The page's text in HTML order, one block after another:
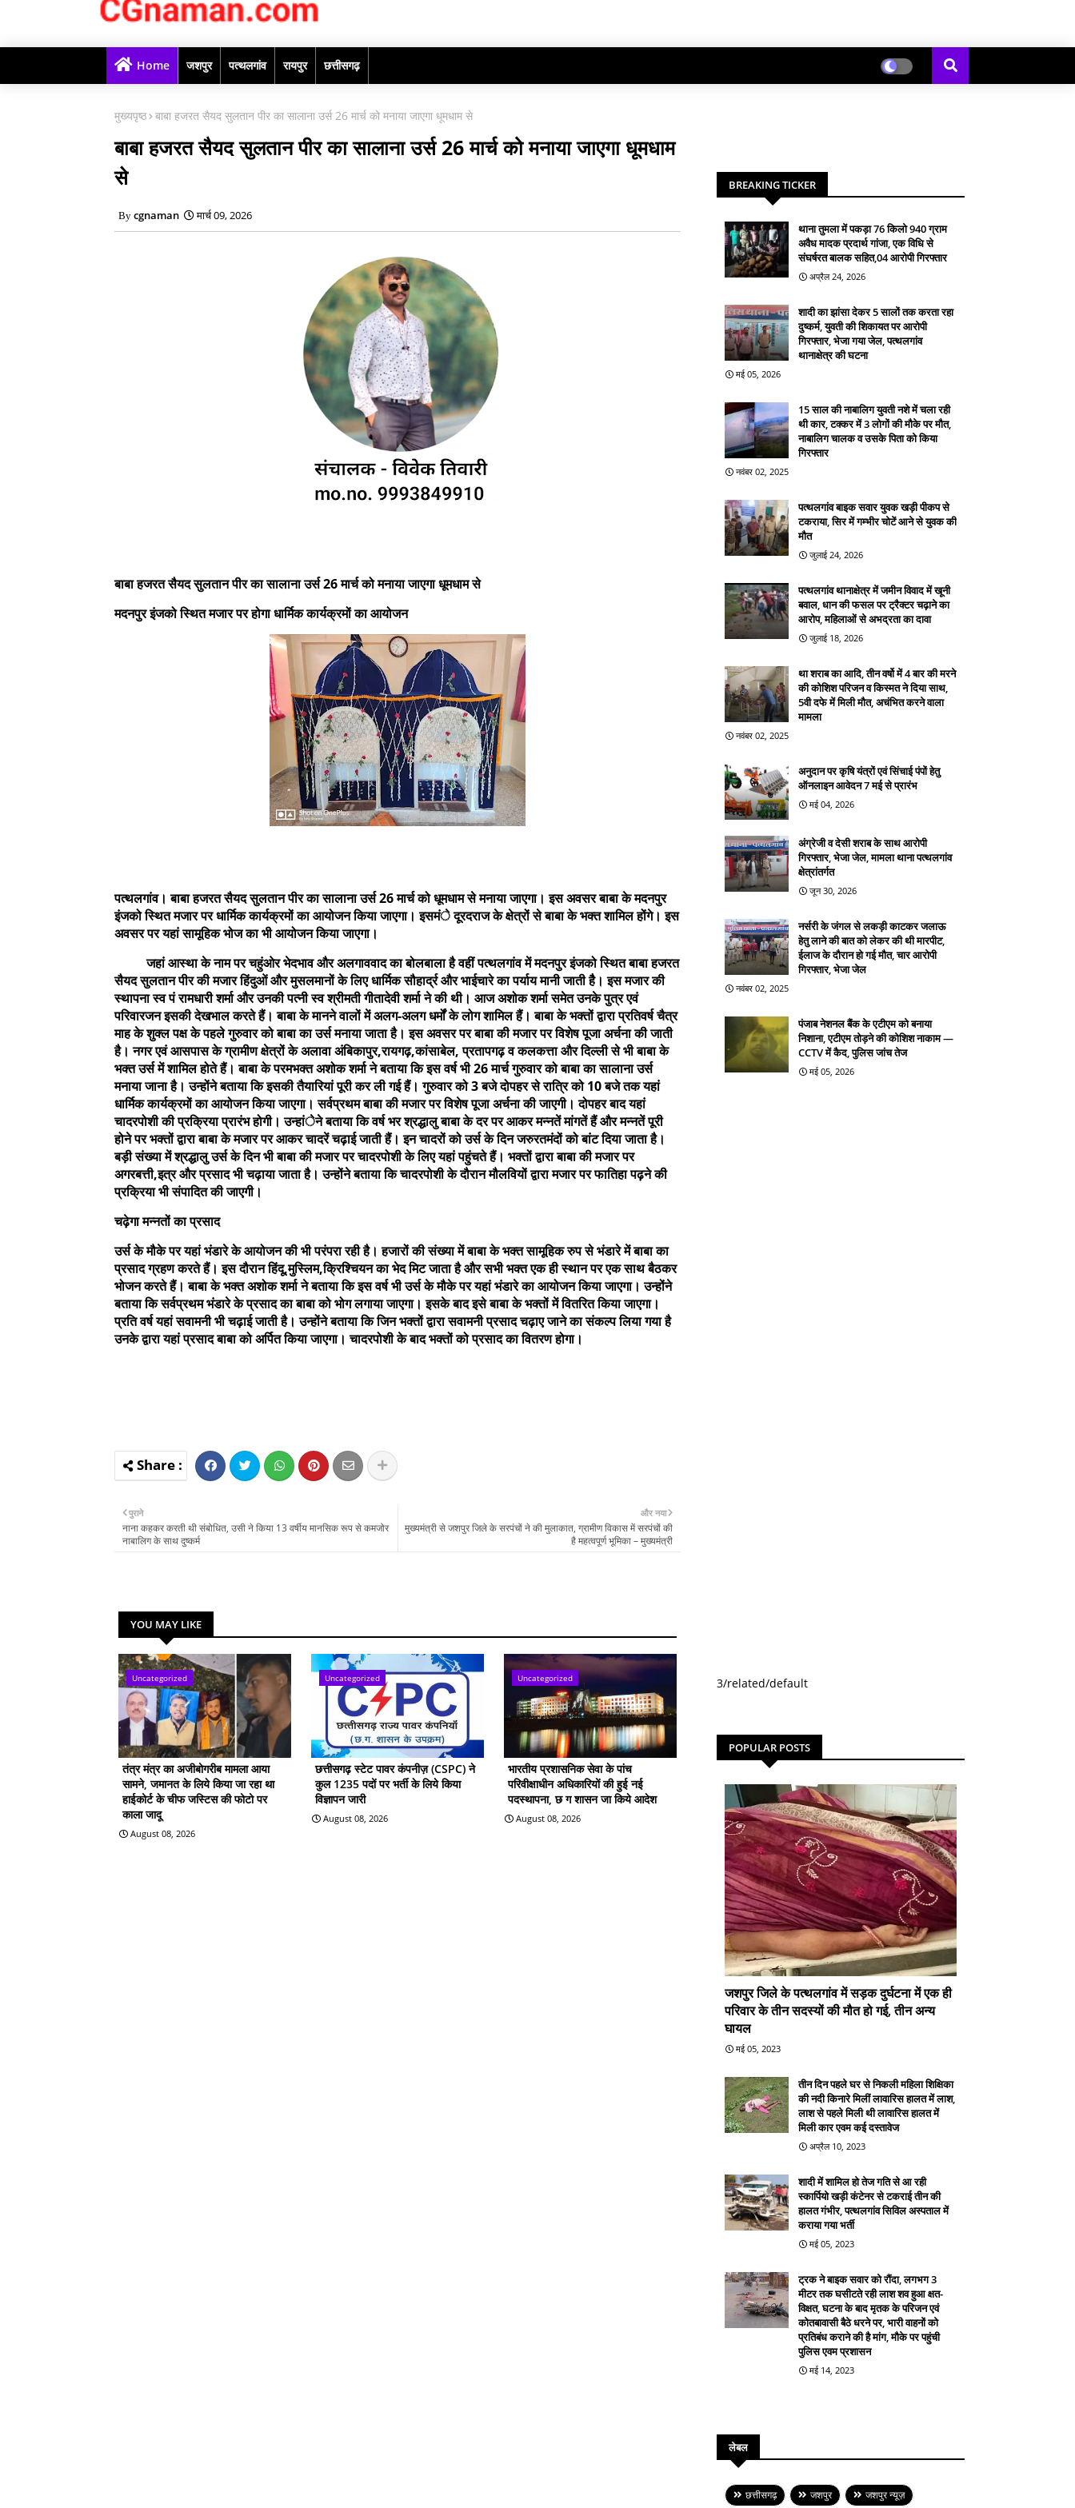
Home जशपुर पत्थलगांव रायपुर छत्तीसगढ़
मुख्यपृष्ठ बाबा हजरत सैयद सुलतान पीर का सालाना उर्स 26 मार्च को मनाया जाएगा धूमधाम से
बाबा हजरत सैयद सुलतान पीर का सालाना उर्स 26 मार्च को मनाया जाएगा धूमधाम
से
cgnaman मार्च 09, 2026
बाबा हजरत सैयद सुलतान पीर का सालाना उर्स 26 मार्च को मनाया जाएगा धूमधाम से
मदनपुर इंजको स्थित मजार पर होगा धार्मिक कार्यक्रमों का आयोजन
पत्थलगांव। बाबा हजरत सैयद सुलतान पीर का सालाना उर्स 26 मार्च को धूमधाम से मनाया जाएगा। इस अवसर बाबा के मदनपुर
इंजको स्थित मजार पर धार्मिक कार्यक्रमों का आयोजन किया जाएगा। इसमंे दूरदराज के क्षेत्रों से बाबा के भक्त शामिल होंगे। इस
अवसर पर यहां सामूहिक भोज का भी आयोजन किया जाएगा।
जहां आस्था के नाम पर चहुंओर भेदभाव और अलगाववाद का बोलबाला है वहीं पत्थलगांव में मदनपुर इंजको स्थित बाबा हजरत
सैयद सुलतान पीर की मजार हिंदुओं और मुसलमानों के लिए धार्मिक सौहार्द्र और भाईचारे का पर्याय मानी जाती हैै। इस मजार की
स्थापना स्व पं रामधारी शर्मा और उनकी पत्नी स्व श्रीमती गीतादेवी शर्मा ने की थी। आज अशोक शर्मा समेत उनके पुत्र एवं
परिवारजन इसकी देखभाल करते हैं। बाबा के मानने वालों में अलग-अलग धर्मों के लोग शामिल हैं। बाबा के भक्तों द्वारा प्रतिवर्ष चैत्र
माह के शुक्ल पक्ष के पहले गुरुवार को बाबा का उर्स मनाया जाता है। इस अवसर पर बाबा की मजार पर विशेष पूजा अर्चना की जाती
है। नगर एवं आसपास के ग्रामीण क्षेत्रों के अलावा अंबिकापुर,रायगढ़,कांसाबेल, प्रतापगढ़ व कलकत्ता और दिल्ली से भी बाबा के
भक्त उर्स में शामिल होते हैं। बाबा के परमभक्त अशोक शर्मा ने बताया कि इस वर्ष भी 26 मार्च गुरुवार को बाबा का सालाना उर्स
मनाया जाना है। उन्होंने बताया कि इसकी तैयारियां पूरी कर ली गई हैं। गुरुवार को 3 बजे दोपहर से रात्रि को 10 बजे तक यहां
धार्मिक कार्यक्रमों का आयोजन किया जाएगा। सर्वप्रथम बाबा की मजार पर विशेष पूजा अर्चना की जाएगी। दोपहर बाद यहां
चादरपोशी की प्रक्रिया प्रारंभ होगी। उन्हांेने बताया कि वर्ष भर श्रद्धालु बाबा के दर पर आकर मन्नतें मांगतें हैं और मन्नतें पूरी
होने पर भक्तों द्वारा बाबा के मजार पर आकर चादरें चढ़ाई जाती हैं। इन चादरों को उर्स के दिन जरुरतमंदों को बांट दिया जाता है।
बड़ी संख्या में श्रद्धालु उर्स के दिन भी बाबा की मजार पर चादरपोशी के लिए यहां पहुंचते हैं। भक्तों द्वारा बाबा की मजार पर
अगरबत्ती,इत्र और प्रसाद भी चढ़ाया जाता है। उन्होंने बताया कि चादरपोशी के दौरान मौलवियों द्वारा मजार पर फातिहा पढ़ने की
प्रक्रिया भी संपादित की जाएगी।
चढ़ेगा मन्नतों का प्रसाद
उर्स के मौके पर यहां भंडारे के आयोजन की भी परंपरा रही है। हजारों की संख्या में बाबा के भक्त सामूहिक रुप से भंडारे में बाबा का
प्रसाद ग्रहण करते हैं। इस दौरान हिंदू,मुस्लिम,क्रिश्चियन का भेद मिट जाता है और सभी भक्त एक ही स्थान पर एक साथ बैठकर
भोजन करते हैं। बाबा के भक्त अशोक शर्मा ने बताया कि इस वर्ष भी उर्स के मौके पर यहां भंडारे का आयोजन किया जाएगा। उन्होंने
बताया कि सर्वप्रथम भंडारे के प्रसाद का बाबा को भोग लगाया जाएगा। इसके बाद इसे बाबा के भक्तों में वितरित किया जाएगा।
प्रति वर्ष यहां सवामनी भी चढ़ाई जाती है। उन्होंने बताया कि जिन भक्तों द्वारा सवामनी प्रसाद चढ़ाए जाने का संकल्प लिया गया है
उनके द्वारा यहां प्रसाद बाबा को अर्पित किया जाएगा। चादरपोशी के बाद भक्तों को प्रसाद का वितरण होगा।
और नया
मुख्यमंत्री से जशपुर जिले के सरपंचों ने की मुलाकात, ग्रामीण विकास में सरपंचों की
है महत्वपूर्ण भूमिका – मुख्यमंत्री
पुराने
नाना कहकर करती थी संबोधित, उसी ने किया 13 वर्षीय मानसिक रूप से कमजोर
नाबालिग के साथ दुष्कर्म
YOU MAY LIKE
Uncategorized
तंत्र मंत्र का अजीबोगरीब मामला आया
सामने, जमानत के लिये किया जा रहा था
हाईकोर्ट के चीफ जस्टिस की फोटो पर
काला जादू
August 08, 2026
Uncategorized
छत्तीसगढ़ स्टेट पावर कंपनीज़ (CSPC) ने
कुल 1235 पदों पर भर्ती के लिये किया
विज्ञापन जारी
August 08, 2026
Uncategorized
भारतीय प्रशासनिक सेवा के पांच
परिवीक्षाधीन अधिकारियों की हुई नई
पदस्थापना, छ ग शासन जा किये आदेश
August 08, 2026
BREAKING TICKER
थाना तुमला में पकड़ा 76 किलो 940 ग्राम
अवैध मादक प्रदार्थ गांजा, एक विधि से
संघर्षरत बालक सहित,04 आरोपी गिरफ्तार
अप्रैल 24, 2026
शादी का झांसा देकर 5 सालों तक करता रहा
दुष्कर्म, युवती की शिकायत पर आरोपी
गिरफ्तार, भेजा गया जेल, पत्थलगांव
थानाक्षेत्र की घटना
मई 05, 2026
15 साल की नाबालिग युवती नशे में चला रही
थी कार, टक्कर में 3 लोगों की मौके पर मौत,
नाबालिग चालक व उसके पिता को किया
गिरफ्तार
नवंबर 02, 2025
पत्थलगांव बाइक सवार युवक खड़ी पीकप से
टकराया, सिर में गम्भीर चोटें आने से युवक की
मौत
जुलाई 24, 2026
पत्थलगांव थानाक्षेत्र में जमीन विवाद में खूनी
बवाल, धान की फसल पर ट्रैक्टर चढ़ाने का
आरोप, महिलाओं से अभद्रता का दावा
जुलाई 18, 2026
था शराब का आदि, तीन वर्षो में 4 बार की मरने
की कोशिश परिजन व किस्मत ने दिया साथ,
5वी दफे में मिली मौत, अचंभित करने वाला
मामला
नवंबर 02, 2025
अनुदान पर कृषि यंत्रों एवं सिंचाई पंपों हेतु
ऑनलाइन आवेदन 7 मई से प्रारंभ
मई 04, 2026
अंग्रेजी व देसी शराब के साथ आरोपी
गिरफ्तार, भेजा जेल, मामला थाना पत्थलगांव
क्षेत्रांतर्गत
जून 30, 2026
नर्सरी के जंगल से लकड़ी काटकर जलाऊ
हेतु लाने की बात को लेकर की थी मारपीट,
ईलाज के दौरान हो गई मौत, चार आरोपी
गिरफ्तार, भेजा जेल
नवंबर 02, 2025
पंजाब नेशनल बैंक के एटीएम को बनाया
निशाना, एटीएम तोड़ने की कोशिश नाकाम —
CCTV में कैद, पुलिस जांच तेज
मई 05, 2026
3/related/default
POPULAR POSTS
जशपुर जिले के पत्थलगांव में सड़क दुर्घटना में एक ही
परिवार के तीन सदस्यों की मौत हो गई, तीन अन्य
घायल
मई 05, 2023
तीन दिन पहले घर से निकली महिला शिक्षिका
की नदी किनारे मिलीं लावारिस हालत में लाश,
लाश से पहले मिली थी लावारिस हालत में
मिली कार एवम कई दस्तावेज
अप्रैल 10, 2023
शादी में शामिल हो तेज गति से आ रही
स्कार्पियो खड़ी कंटेनर से टकराई तीन की
हालत गंभीर, पत्थलगांव सिविल अस्पताल में
कराया गया भर्ती
मई 05, 2023
ट्रक ने बाइक सवार को रौंदा, लगभग 3
मीटर तक घसीटते रही लाश शव हुआ क्षत-
विक्षत, घटना के बाद मृतक के परिजन एवं
कोतबावासी बैठे धरने पर, भारी वाहनों को
प्रतिबंध कराने की है मांग, मौके पर पहुंची
पुलिस एवम प्रशासन
मई 14, 2023
लेबल
छत्तीसगढ़ जशपुर जशपुर न्यूज़